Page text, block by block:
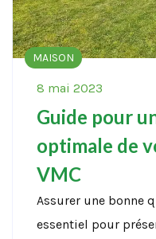
MAISON
8 mai 2023
Guide pour
optimale de
VMC
Assurer une bonne
essentiel pour